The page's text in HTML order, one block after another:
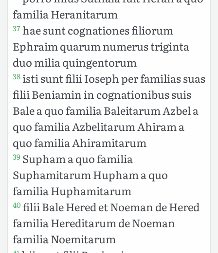
familia Heranitarum
37 hae sunt cognationes filiorum
Ephraim quarum numerus triginta
duo milia quingentorum
38isti sunt filii Ioseph per familias suas
filii Beniamin in cognationibus suis
Bale a quo familia Baleitarum Azbel a
quo familia Azbelitarum Ahiram a
quo familia Ahiramitarum
39 Supham a quo familia
Suphamitarum Hupham a quo
familia Huphamitarum
40 filii Bale Hered et Noeman de Hered
familia Hereditarum de Noeman
familia Noemitarum